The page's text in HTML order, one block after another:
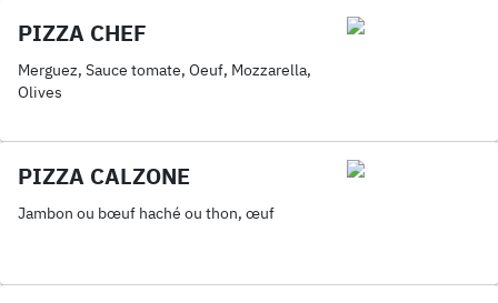
PIZZA CHEF
Merguez, Sauce tomate, Oeuf, Mozzarella,
Olives
PIZZA CALZONE
Jambon ou bœuf haché ou thon, œuf